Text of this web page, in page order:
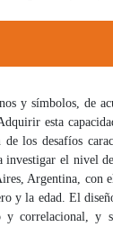
y símbolos, de
esta
los desafíos
investigar el nivel
Argentina, con
y la edad. El
y correlacional, y